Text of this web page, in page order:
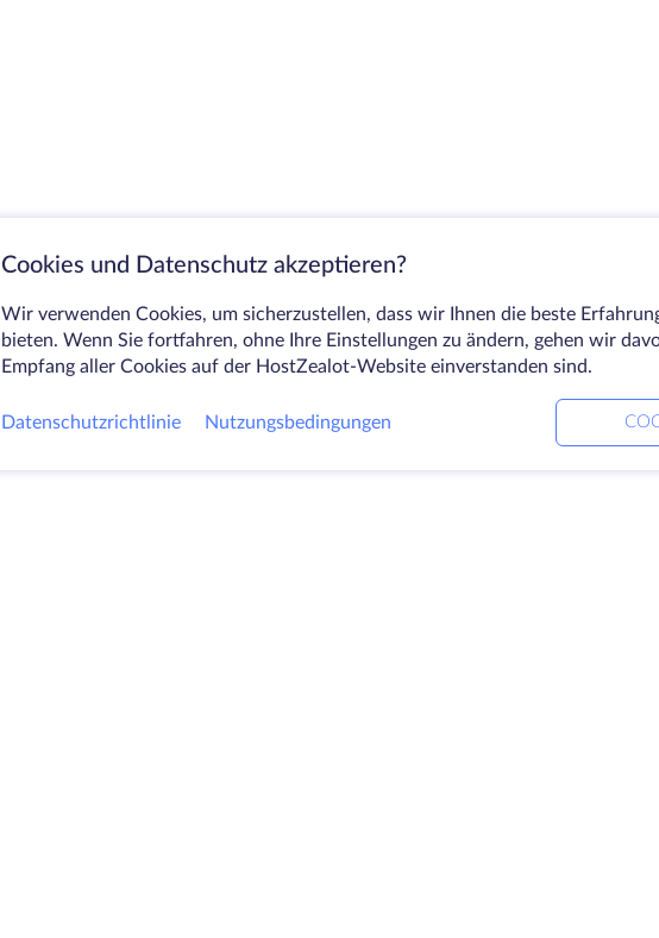
Cookies und Datenschutz akzeptieren?
Wir verwenden Cookies, um sicherzustellen, dass wir Ihnen die beste
bieten. Wenn Sie fortfahren, ohne Ihre Einstellungen zu ändern, gehen wir
Empfang aller Cookies auf der HostZealot-Website einverstanden sind.
Datenschutzrichtlinie Nutzungsbedingungen